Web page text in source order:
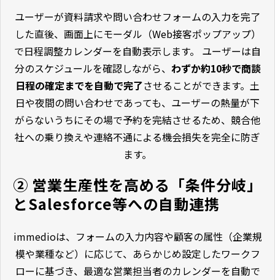
ユーザーが資料請求や問い合わせフォームの入力を完了
した直後、画面上にモーダル（Web接客ポップアップ）
で日程調整カレンダーを自動表示します。 ユーザーは自
分のスケジュールを確認しながら、 わずか約10秒で商談
日程の確定までを自動で完了させることができます。土
日や夜間の問い合わせであっても、ユーザーの熱量が下
がらないうちにその場で予約を完結させるため、競合他
社への乗り換えや連絡不通による機会損失を完全に防ぎ
ます。
② 営業生産性を高める「条件分岐」
とSalesforce等への自動連携
immedioは、フォームの入力内容や顧客の属性（企業規
模や業種など）に応じて、あらかじめ設定したワークフ
ローに基づき、最適な営業担当者のカレンダーを自動で